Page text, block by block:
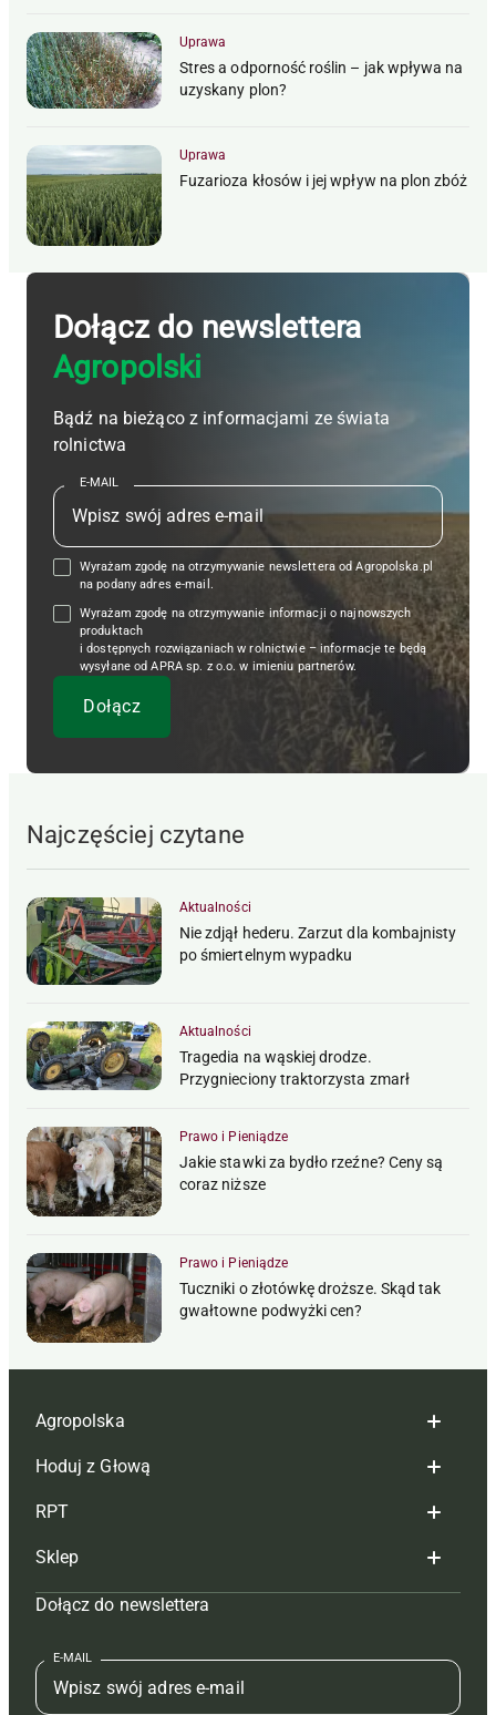
Uprawa
Stres a odporność roślin – jak wpływa na
uzyskany plon?
Uprawa
Fuzarioza kłosów i jej wpływ na plon zbóż
Dołącz do newslettera
Agropolski
Bądź na bieżąco z informacjami ze świata
rolnictwa
E-MAIL
Wyrażam zgodę na otrzymywanie newslettera od Agropolska.pl
na podany adres e-mail.
Wyrażam zgodę na otrzymywanie informacji o najnowszych
produktach
i dostępnych rozwiązaniach w rolnictwie – informacje te będą
wysyłane od APRA sp. z o.o. w imieniu partnerów.
Najczęściej czytane
Aktualności
Nie zdjął hederu. Zarzut dla kombajnisty
po śmiertelnym wypadku
Aktualności
Tragedia na wąskiej drodze.
Przygnieciony traktorzysta zmarł
Prawo i Pieniądze
Jakie stawki za bydło rzeźne? Ceny są
coraz niższe
Prawo i Pieniądze
Tuczniki o złotówkę droższe. Skąd tak
gwałtowne podwyżki cen?
Agropolska
Redakcja
Reklama
Tagi
Mapa serwisu
Kontakt
Regulamin
Hoduj z Głową
Hoduj z głową bydło
Hoduj z głową świnie
Prenumerata
Redakcja
Kontakt
RPT
Redakcja
Prenumerata
Reklama
Kontakt
Sklep
Czasopisma i prenumerata
Książki
Regulamin
Dołącz do newslettera
E-MAIL